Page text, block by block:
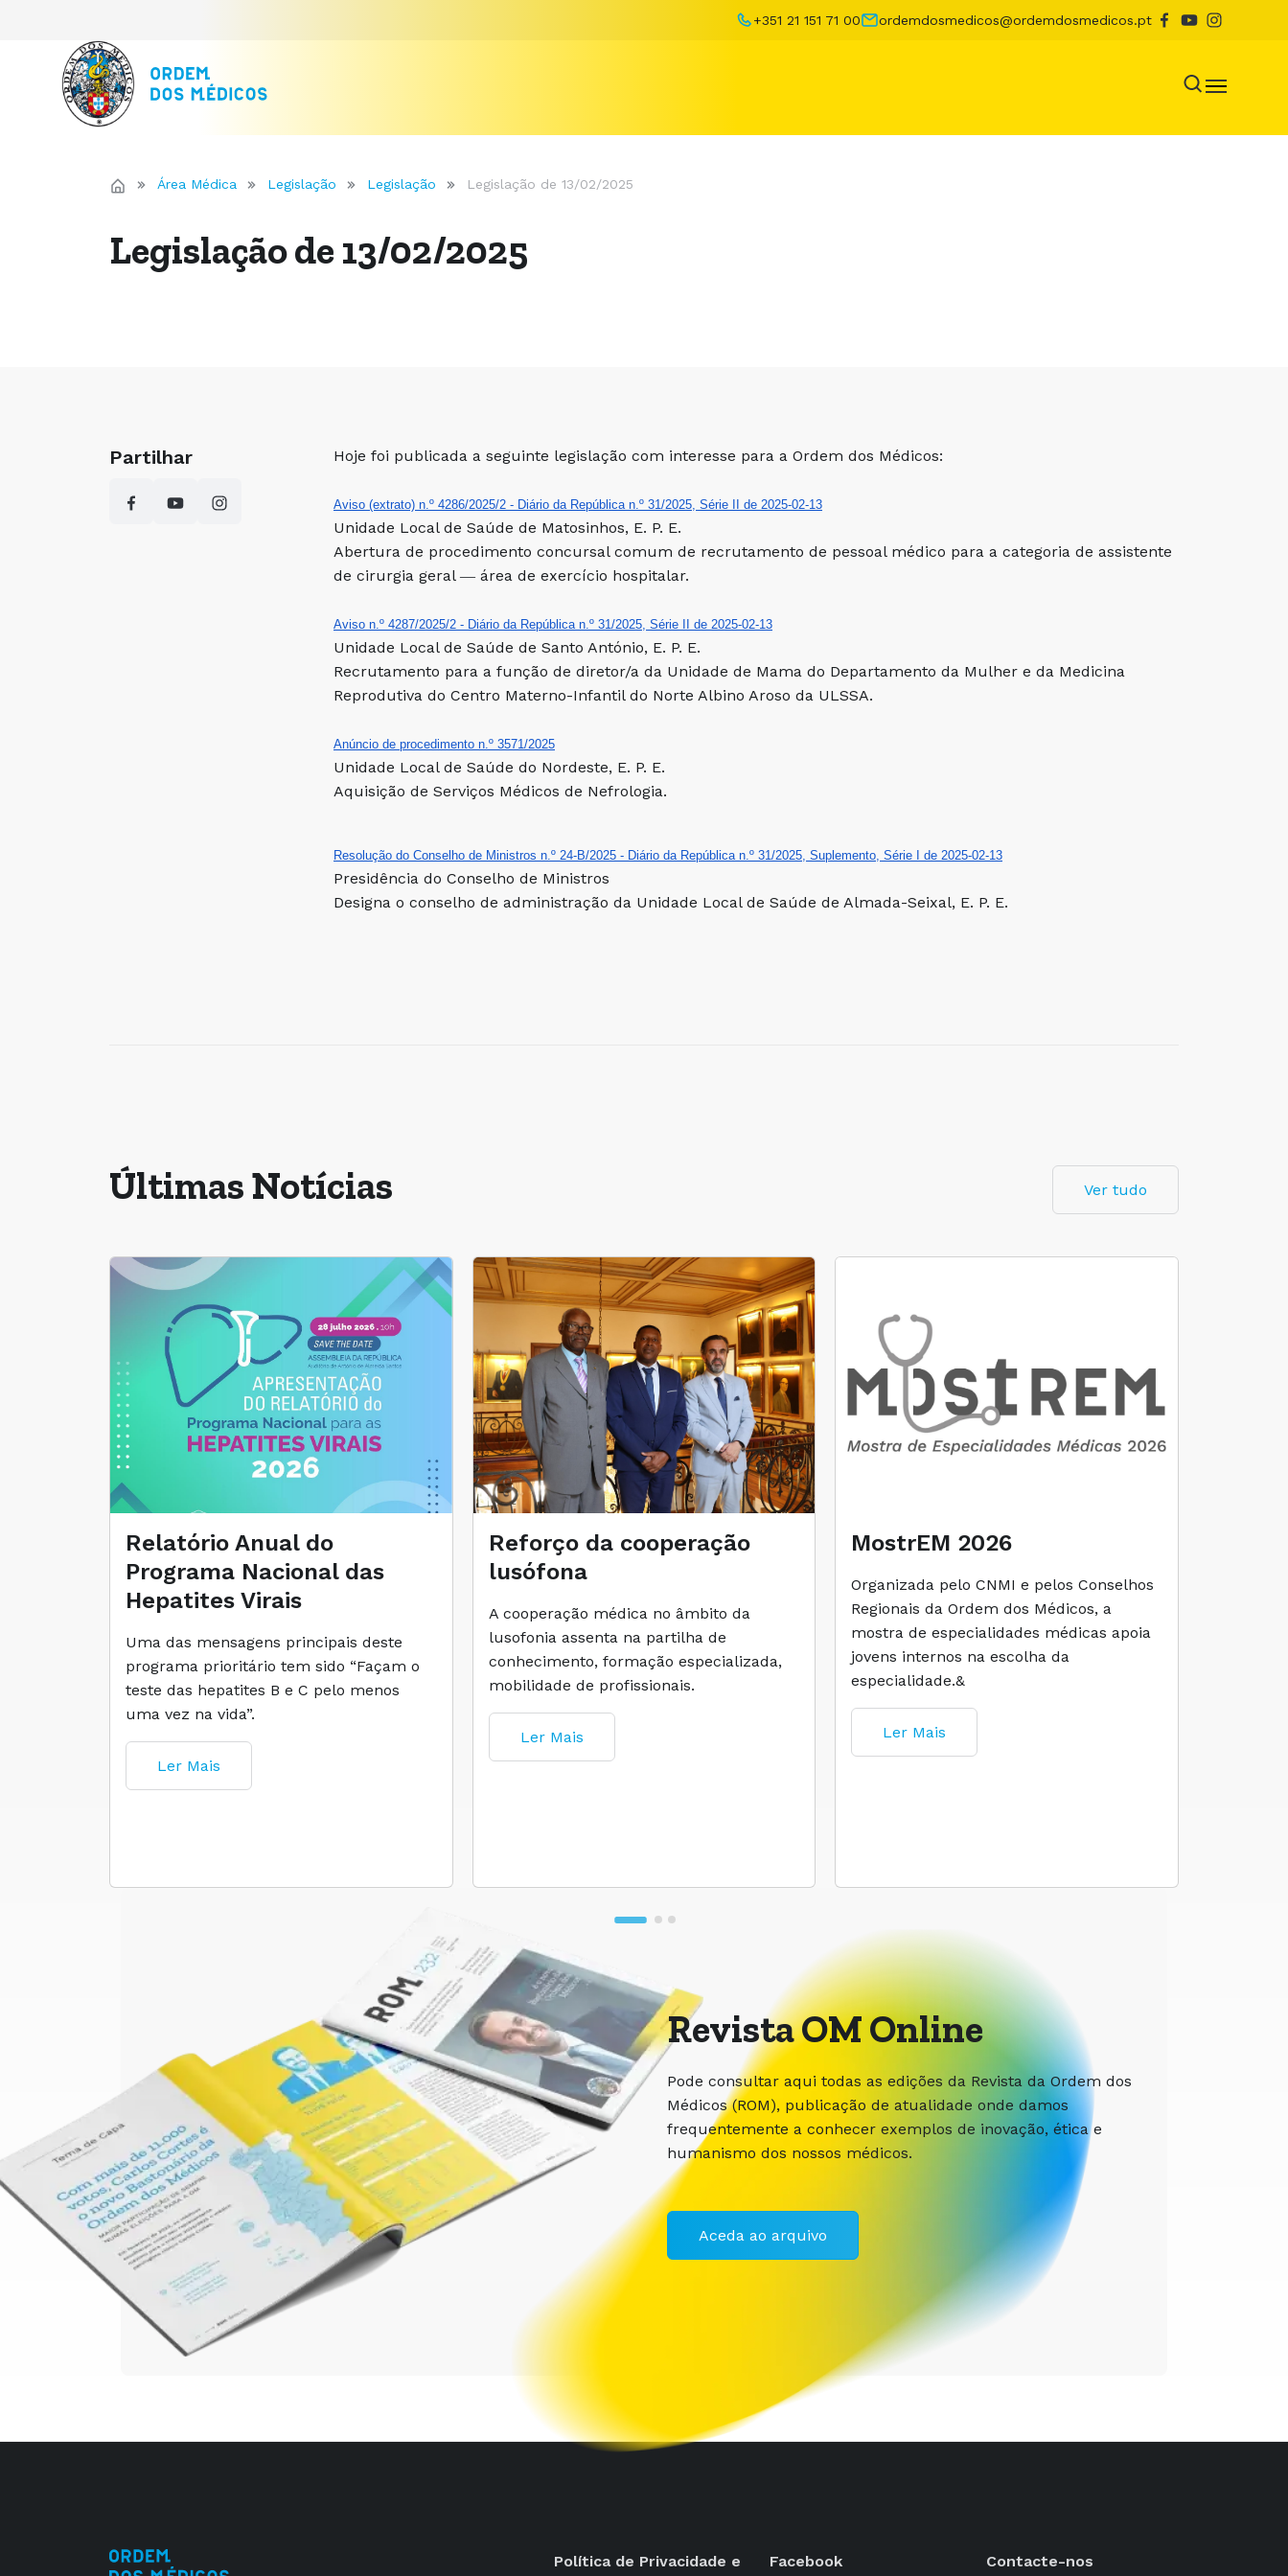
+351 21 151 71 00 ordemdosmedicos@ordemdosmedicos.pt
Área Médica Legislação Legislação Legislação de 13/02/2025
Legislação de 13/02/2025
Partilhar Hoje foi publicada a seguinte legislação com interesse para a Ordem dos Médicos:
Aviso (extrato) n.º 4286/2025/2 - Diário da República n.º 31/2025, Série II de 2025-02-13
Unidade Local de Saúde de Matosinhos, E. P. E.
Abertura de procedimento concursal comum de recrutamento de pessoal médico para a categoria de assistente
de cirurgia geral ― área de exercício hospitalar.
Aviso n.º 4287/2025/2 - Diário da República n.º 31/2025, Série II de 2025-02-13
Unidade Local de Saúde de Santo António, E. P. E.
Recrutamento para a função de diretor/a da Unidade de Mama do Departamento da Mulher e da Medicina
Reprodutiva do Centro Materno-Infantil do Norte Albino Aroso da ULSSA.
Anúncio de procedimento n.º 3571/2025
Unidade Local de Saúde do Nordeste, E. P. E.
Aquisição de Serviços Médicos de Nefrologia.
Resolução do Conselho de Ministros n.º 24-B/2025 - Diário da República n.º 31/2025, Suplemento, Série I de 2025-02-13
Presidência do Conselho de Ministros
Designa o conselho de administração da Unidade Local de Saúde de Almada-Seixal, E. P. E.
Últimas Notícias Ver tudo
Relatório Anual do
Programa Nacional das
Hepatites Virais
Uma das mensagens principais deste
programa prioritário tem sido “Façam o
teste das hepatites B e C pelo menos
uma vez na vida”.
Ler Mais
Reforço da cooperação
lusófona
A cooperação médica no âmbito da
lusofonia assenta na partilha de
conhecimento, formação especializada,
mobilidade de profissionais.
Ler Mais
MostrEM 2026
Organizada pelo CNMI e pelos Conselhos
Regionais da Ordem dos Médicos, a
mostra de especialidades médicas apoia
jovens internos na escolha da
especialidade.&
Ler Mais
Revista OM Online
Pode consultar aqui todas as edições da Revista da Ordem dos
Médicos (ROM), publicação de atualidade onde damos
frequentemente a conhecer exemplos de inovação, ética e
humanismo dos nossos médicos.
Aceda ao arquivo
Política de Privacidade e
Facebook Contacte-nos